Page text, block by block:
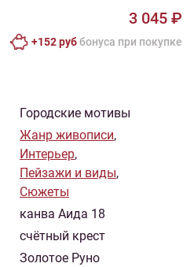
3 045 ₽
+152 руббонусa при покупке
Городские мотивы
Жанр живописи,
Интерьер,
Пейзажи и виды,
Сюжеты
канва Аида 18
счётный крест
Золотое Руно